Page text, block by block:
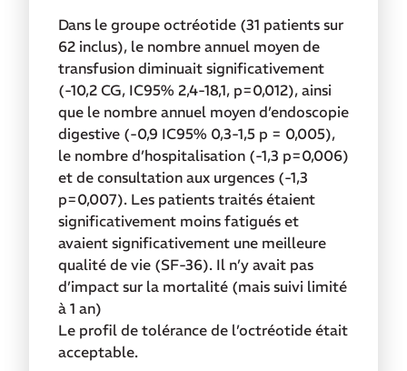
Dans le groupe octréotide (31 patients sur
62 inclus), le nombre annuel moyen de
transfusion diminuait significativement
(-10,2 CG, IC95% 2,4-18,1, p=0,012), ainsi
que le nombre annuel moyen d’endoscopie
digestive (-0,9 IC95% 0,3-1,5 p = 0,005),
le nombre d’hospitalisation (-1,3 p=0,006)
et de consultation aux urgences (-1,3
p=0,007). Les patients traités étaient
significativement moins fatigués et
avaient significativement une meilleure
qualité de vie (SF-36). Il n’y avait pas
d’impact sur la mortalité (mais suivi limité
à 1 an)
Le profil de tolérance de l’octréotide était
acceptable.